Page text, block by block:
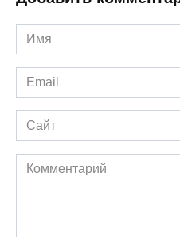
Имя
*
Email
*
Сайт
Комментарий